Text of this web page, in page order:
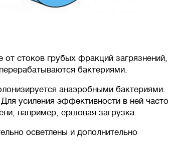
стоков грубых фракций загрязнений,
бактериями.
анаэробными бактериями.
усиления эффективности в ней часто
например, ершовая загрузка.
осветлены и дополнительно